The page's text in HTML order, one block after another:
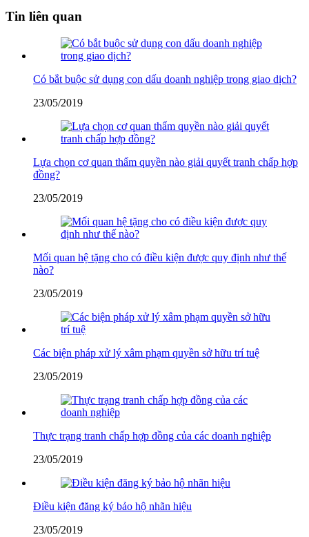
Tin liên quan
Có bắt buộc sử dụng con dấu doanh nghiệp trong giao dịch?
23/05/2019
Lựa chọn cơ quan thẩm quyền nào giải quyết tranh chấp hợp
đồng?
23/05/2019
Mối quan hệ tặng cho có điều kiện được quy định như thế
nào?
23/05/2019
Các biện pháp xử lý xâm phạm quyền sở hữu trí tuệ
23/05/2019
Thực trạng tranh chấp hợp đồng của các doanh nghiệp
23/05/2019
Điều kiện đăng ký bảo hộ nhãn hiệu
23/05/2019